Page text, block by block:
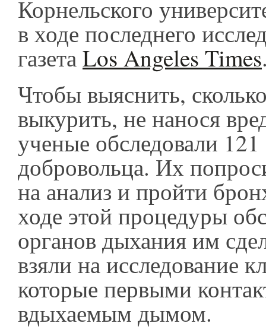
Корнельского
в ходе последнего
газетаLos Angeles Times
Чтобы выяснить,
выкурить, не нанося
ученые обследовали 121
добровольца. Их
на анализ и пройти
ходе этой процедуры
органов дыхания им
взяли на исследование
которые первыми
вдыхаемым дымом.